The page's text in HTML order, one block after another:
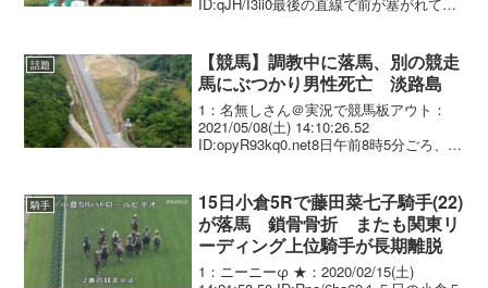
話題
【競馬】調教中に落馬、別の競走
馬にぶつかり男性死亡 淡路島
1：名無しさん＠実況で競馬板アウト：
2021/05/08(土) 14:10:26.52
ID:opyR93kq0.net8日午前8時5分ごろ、兵
ぶつかった、と施設関係者...
騎手
15日小倉5Rで藤田菜七子騎手(22)
が落馬 鎖骨骨折 またも関東リ
ーディング上位騎手が長期離脱
1：ニーニーφ ★：2020/02/15(土)